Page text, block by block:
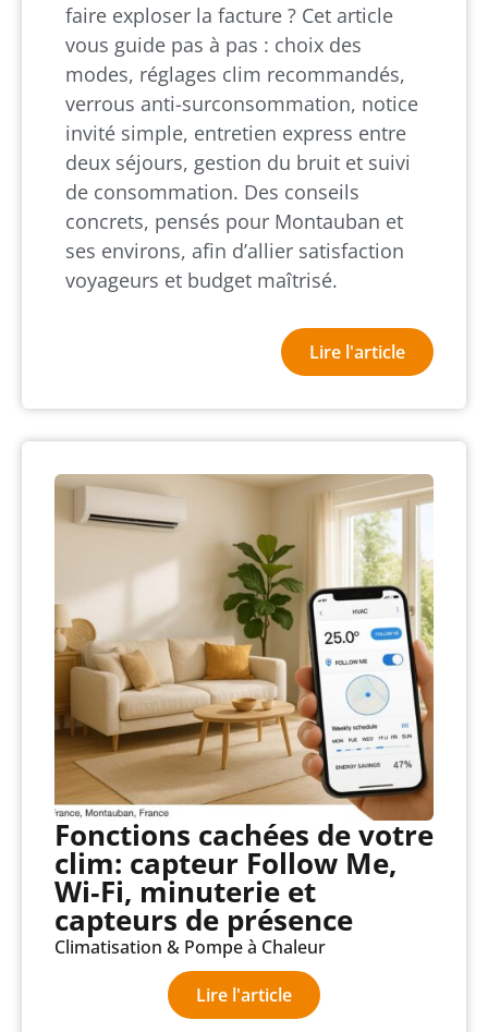
faire exploser la facture ? Cet article
vous guide pas à pas : choix des
modes, réglages clim recommandés,
verrous anti-surconsommation, notice
invité simple, entretien express entre
deux séjours, gestion du bruit et suivi
de consommation. Des conseils
concrets, pensés pour Montauban et
ses environs, afin d’allier satisfaction
voyageurs et budget maîtrisé.
Lire l'article
Fonctions cachées de votre
clim: capteur Follow Me,
Wi‑Fi, minuterie et
capteurs de présence
Climatisation & Pompe à Chaleur
Lire l'article